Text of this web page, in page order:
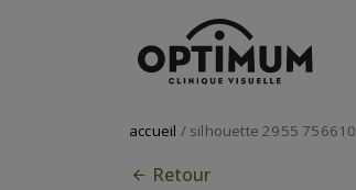
accueil / silhouette 2955 756610
Retour